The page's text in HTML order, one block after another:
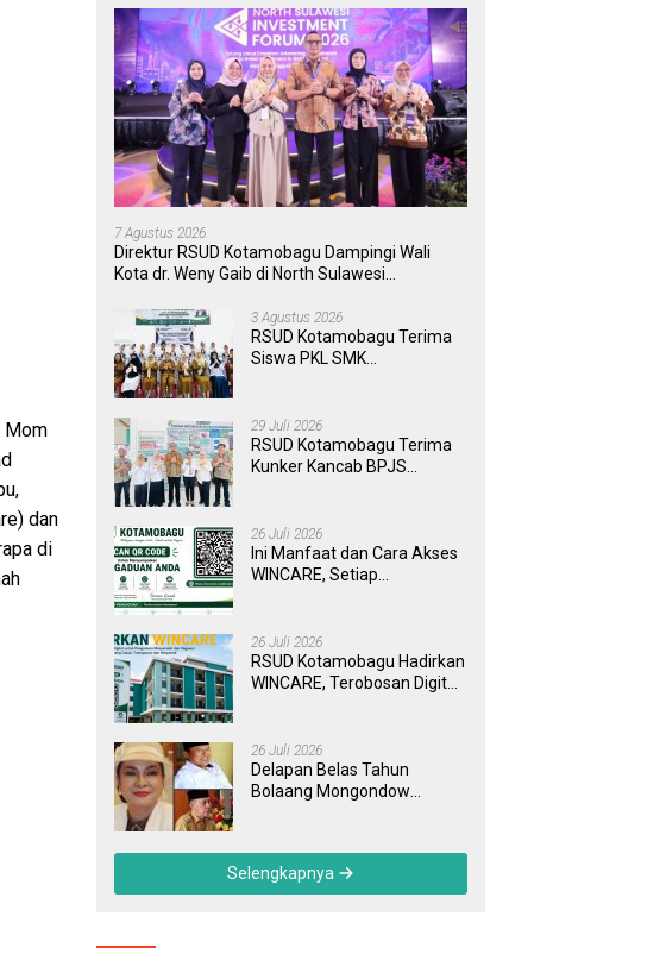
Mom
dan
di
7 Agustus 2026
Direktur RSUD Kotamobagu Dampingi Wali
Kota dr. Weny Gaib di North Sulawesi
3 Agustus 2026
RSUD Kotamobagu Terima
Siswa PKL SMK
dan Layanan Kesehatan
29 Juli 2026
RSUD Kotamobagu Terima
Kunker Kancab BPJS
Wujudkan UHC
26 Juli 2026
Ini Manfaat dan Cara Akses
WINCARE, Setiap
Dipantau Dan Ditangani
dengan Tuntas
26 Juli 2026
RSUD Kotamobagu Hadirkan
WINCARE, Terobosan Digital
yang Cepat, Transparan, dan
Responsif
26 Juli 2026
Delapan Belas Tahun
Bolaang Mongondow
Sebuah Daerah yang
Menolak Tertinggal
Selengkapnya